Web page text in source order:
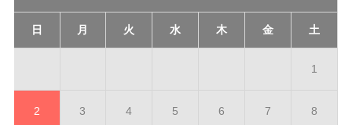
日 月 火 水 木 金 土
1
2 3 4 5 6 7 8